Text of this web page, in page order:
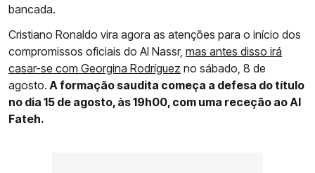
bancada.
Cristiano Ronaldo vira agora as atenções para o início dos
compromissos oficiais do Al Nassr, mas antes disso irá
casar-se com Georgina Rodríguez no sábado, 8 de
agosto. A formação saudita começa a defesa do título
no dia 15 de agosto, às 19h00, com uma receção ao Al
Fateh.